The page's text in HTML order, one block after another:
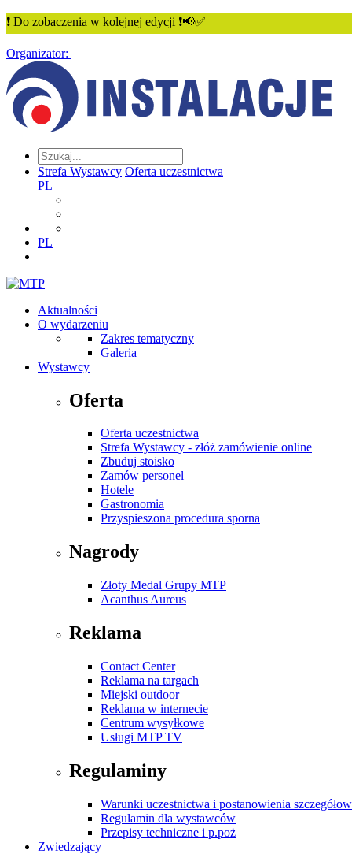
❗ Do zobaczenia w kolejnej edycji ❗📢✅
Organizator:
Strefa Wystawcy Oferta uczestnictwa
PL
PL
Aktualności
O wydarzeniu
Zakres tematyczny
Galeria
Wystawcy
Oferta
Oferta uczestnictwa
Strefa Wystawcy - złóż zamówienie online
Zbuduj stoisko
Zamów personel
Hotele
Gastronomia
Przyspieszona procedura sporna
Nagrody
Złoty Medal Grupy MTP
Acanthus Aureus
Reklama
Contact Center
Reklama na targach
Miejski outdoor
Reklama w internecie
Centrum wysyłkowe
Usługi MTP TV
Regulaminy
Warunki uczestnictwa i postanowienia
Regulamin dla wystawców
Przepisy techniczne i p.poż
Zwiedzający